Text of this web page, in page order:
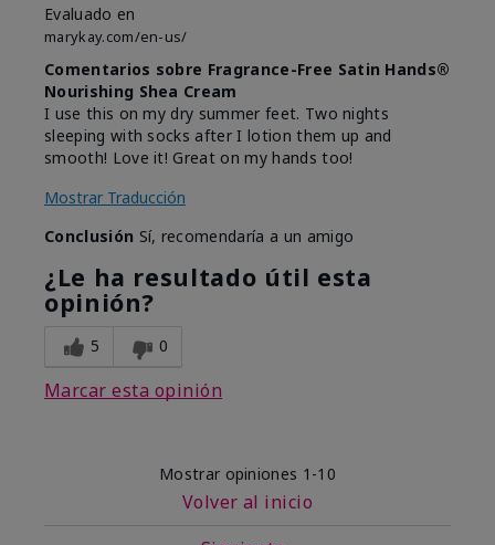
Evaluado en
marykay.com/en-us/
Comentarios sobre Fragrance-Free Satin Hands®
Nourishing Shea Cream
I use this on my dry summer feet. Two nights
sleeping with socks after I lotion them up and
smooth! Love it! Great on my hands too!
Mostrar Traducción
Conclusión Sí, recomendaría a un amigo
¿Le ha resultado útil esta
opinión?
5 0
Marcar esta opinión
Mostrar opiniones 1-10
Volver al inicio